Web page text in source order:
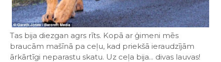
Tas bija diezgan agrs rīts. Kopā ar ģimeni mēs
braucām mašīnā pa ceļu, kad priekšā ieraudzījām
ārkārtīgi neparastu skatu. Uz ceļa bija... divas lauvas!